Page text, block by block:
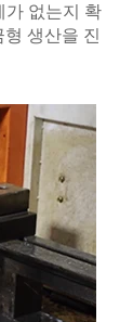
가 없는지 확
생산을 진